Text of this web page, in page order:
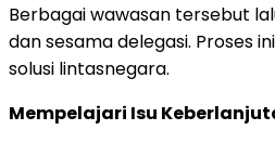
Berbagai wawasan tersebut
dan sesama delegasi. Proses
solusi lintasnegara.
Mempelajari Isu